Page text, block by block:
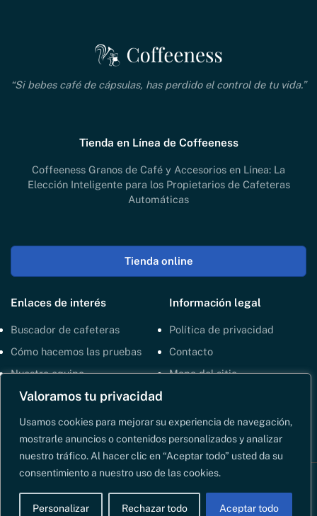
Valoramos tu privacidad
Usamos cookies para mejorar su experiencia de navegación,
mostrarle anuncios o contenidos personalizados y analizar
nuestro tráfico. Al hacer clic en “Aceptar todo” usted da su
consentimiento a nuestro uso de las cookies.
Personalizar Rechazar todo Aceptar todo
“Si bebes café de cápsulas, has perdido el control de tu vida.”
Tienda en Línea de Coffeeness
Coffeeness Granos de Café y Accesorios en Línea: La
Elección Inteligente para los Propietarios de Cafeteras
Automáticas
Tienda online
Enlaces de interés
Buscador de cafeteras
Cómo hacemos las pruebas
Nuestro equipo
Información legal
Política de privacidad
Contacto
Mapa del sitio